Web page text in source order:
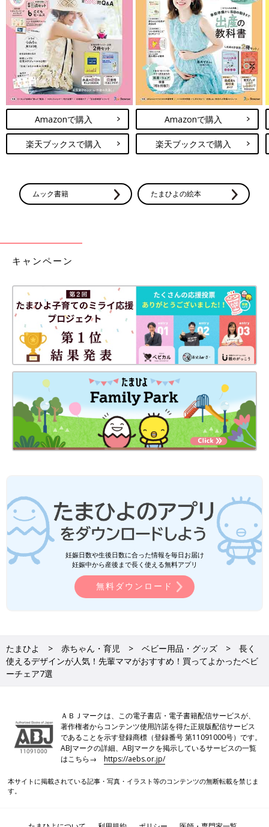
わないであれば空気を抜いて小さくできるのでこちらにしまし
た」
どこで買ったの？
「西松屋です」
おすすめPOINTは？
「ミルクあげたあと少し座らせておくのにちょうどいいです。真
ん中にずれ防止の棒があって、家事するときにちょっと目を離し
長時間座らせると途中で嫌がるので、空気式なら使わなければ収
納もできるし、バスチェアなのでお風呂で使うこともできるの
丈夫で長く使えるのが魅力！「ニトリ」のフリーチ
ェア（ジャスト2）
イトブラウンをセレクトしました。
hi___（＠hitoco.n）さん
6歳・4歳・1歳 、3人の子どもを育てる先輩ママ。
Amazonで購入
楽天ブックスで購入
Amazonで購入
楽天ブックスで購入
ムック書籍 たまひよの絵本
キャンペーン
妊娠日数や生後日数に合った情報を毎日お届け
妊娠中から産後まで長く使える無料アプリ
無料ダウンロード
たまひよ 赤ちゃん・育児 ベビー用品・グッズ
長く
使えるデザインが人気！先輩ママがおすすめ！買ってよかったベビ
ーチェア7選
ＡＢＪマークは、この電子書店・電子書籍配信サービスが、
著作権者からコンテンツ使用許諾を得た正規版配信サービス
であることを示す登録商標（登録番号 第11091000号）です。
ABJマークの詳細、ABJマークを掲示しているサービスの一覧
はこちら→https://aebs.or.jp/
本サイトに掲載されている記事・写真・イラスト等のコンテンツの無断転載を禁じま
す。